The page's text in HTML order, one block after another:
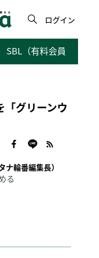
ログイン
SBL（有料会員向けサ
「グリーンウ
輪番編集長）
る